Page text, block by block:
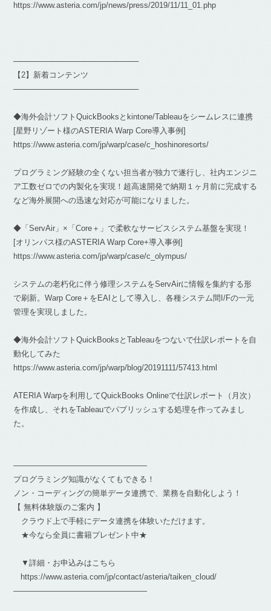
https://www.asteria.com/jp/news/press/2019/11/11_01.php
───────────────────────
【2】新着コンテンツ
───────────────────────
◆海外会計ソフトQuickBooksとkintone/Tableauをシームレスに連携
[星野リゾート様のASTERIA Warp Core導入事例]
https://www.asteria.com/jp/warp/case/c_hoshinoresorts/
プログラミング経験の全くない担当者が独力で遂行し、社内エンジニ
ア工数ゼロでの内製化を実現！超高速開発で納期１ヶ月前に完成する
など海外展開への迅速な対応が可能になりました。
◆「ServAir」×「Core＋」で柔軟なサービスシステム基盤を実現！
[オリンパス様のASTERIA Warp Core+導入事例]
https://www.asteria.com/jp/warp/case/c_olympus/
システムの老朽化に伴う修理システムをServAirに情報を集約する形
で刷新。Warp Core＋をEAIとして導入し、各種システム間I/Fの一元
管理を実現しました。
◆海外会計ソフトQuickBooksとTableauをつないで仕訳レポートを自
動化してみた
https://www.asteria.com/jp/warp/blog/20191111/57413.html
ATERIA Warpを利用してQuickBooks Onlineで仕訳レポート（月次）
を作成し、それをTableauでパブリッシュする処理を作ってみまし
た。
—————————————————
プログラミング知識がなくてもできる！
ノン・コーディングの簡単データ連携で、業務を自動化しよう！
【 無料体験版のご案内 】
クラウド上で手軽にデータ連携を体験いただけます。
★今なら全員に書籍プレゼント中★
▼詳細・お申込みはこちら
https://www.asteria.com/jp/contact/asteria/taiken_cloud/
—————————————————